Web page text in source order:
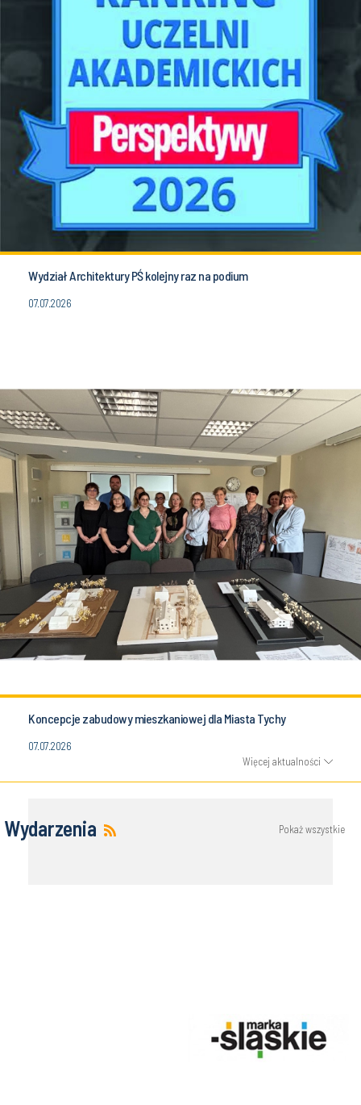
Wydział Architektury PŚ kolejny raz na podium
07.07.2026
Koncepcje zabudowy mieszkaniowej dla Miasta Tychy
07.07.2026
Więcej aktualności
Wydarzenia Pokaż wszystkie